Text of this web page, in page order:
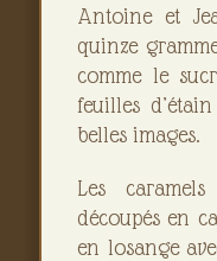
Antoine et
quinze
comme le
feuilles
belles images.
Les
découpés en
en losange